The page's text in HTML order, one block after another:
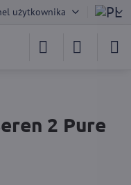
użytkownika
2 Pure